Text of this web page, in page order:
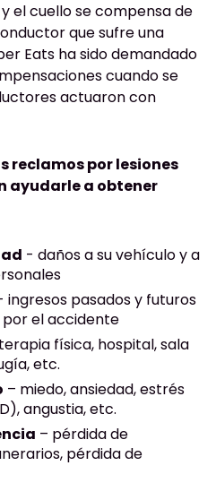
el cuello se compensa de
que sufre una
Eats ha sido demandado
cuando se
actuaron con
reclamos por lesiones
ayudarle a obtener
- daños a su vehículo y a
ingresos pasados y futuros
el accidente
física, hospital, sala
etc.
– miedo, ansiedad, estrés
angustia, etc.
– pérdida de
pérdida de